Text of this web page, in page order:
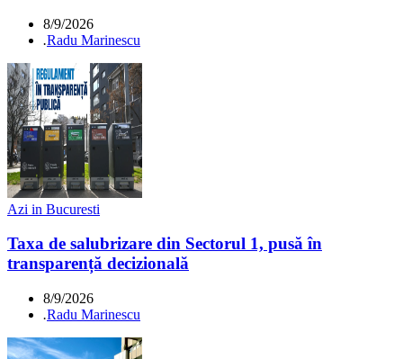
8/9/2026
.Radu Marinescu
Azi in Bucuresti
Taxa de salubrizare din Sectorul 1, pusă în
transparență decizională
8/9/2026
.Radu Marinescu